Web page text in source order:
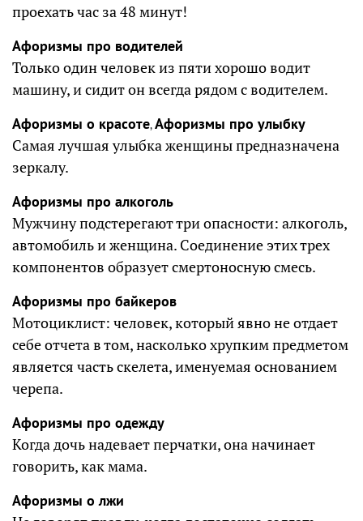
проехать час за 48 минут!
Афоризмы про водителей
Только один человек из пяти хорошо водит
машину, и сидит он всегда рядом с водителем.
Афоризмы о красоте,Афоризмы про улыбку
Самая лучшая улыбка женщины предназначена
зеркалу.
Афоризмы про алкоголь
Мужчину подстерегают три опасности: алкоголь,
автомобиль и женщина. Соединение этих трех
компонентов образует смертоносную смесь.
Афоризмы про байкеров
Мотоциклист: человек, который явно не отдает
себе отчета в том, насколько хрупким предметом
является часть скелета, именуемая основанием
черепа.
Афоризмы про одежду
Когда дочь надевает перчатки, она начинает
говорить, как мама.
Афоризмы о лжи